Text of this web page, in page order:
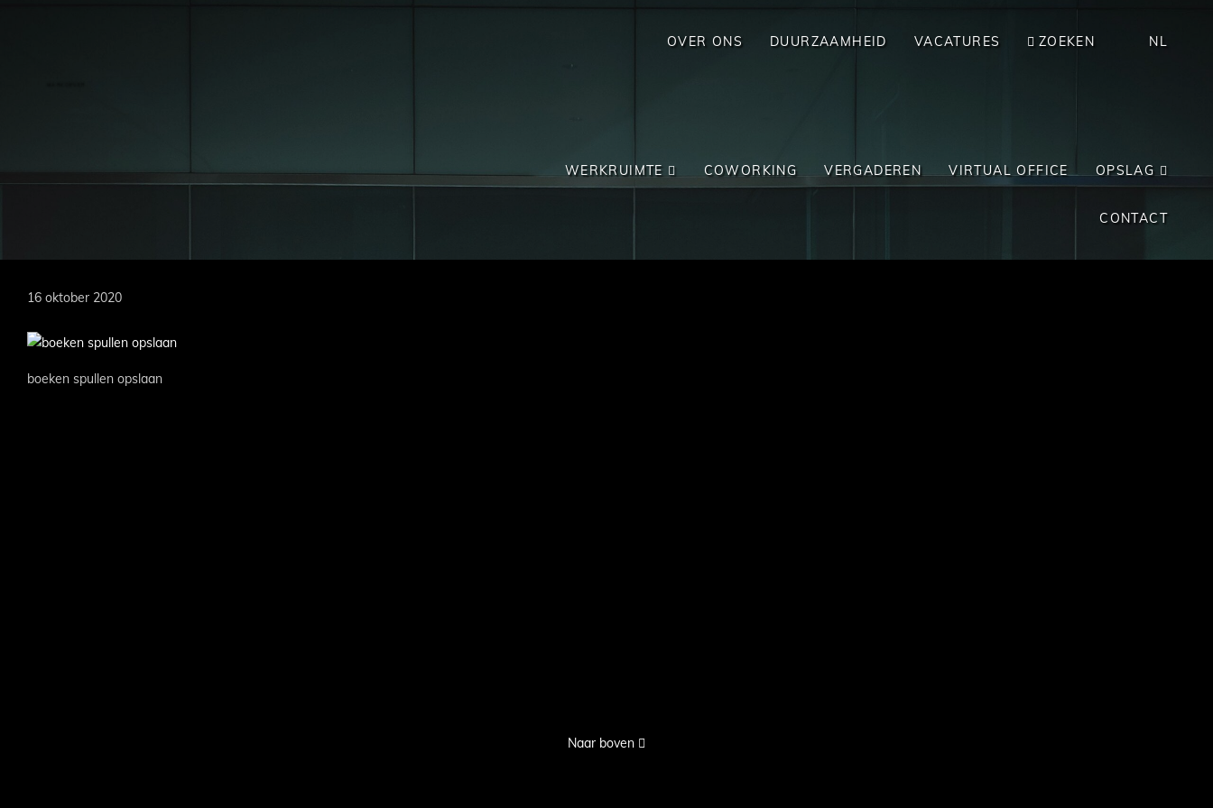
OVER ONS DUURZAAMHEID VACATURES ZOEKEN NL
WERKRUIMTE COWORKING VERGADEREN VIRTUAL OFFICE OPSLAG
CONTACT
16 oktober 2020
boeken spullen opslaan
Naar boven